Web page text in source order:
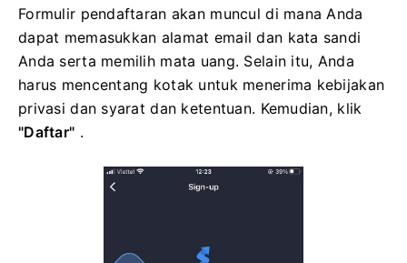
Formulir pendaftaran akan muncul di mana Anda
dapat memasukkan alamat email dan kata sandi
Anda serta memilih mata uang. Selain itu, Anda
harus mencentang kotak untuk menerima kebijakan
privasi dan syarat dan ketentuan. Kemudian, klik
"Daftar" .